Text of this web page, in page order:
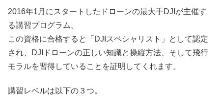
2016年1月にスタートしたドローンの最大手DJIが主催す
る講習プログラム。
この資格に合格すると「DJIスペシャリスト」として認定
され、DJIドローンの正しい知識と操縦方法、そして飛行
モラルを習得していることを証明してくれます。
講習レベルは以下の３つ。